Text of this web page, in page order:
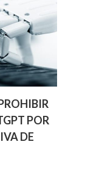
POR
DE